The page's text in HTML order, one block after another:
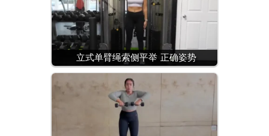
立式单臂绳索侧平举 正确姿势